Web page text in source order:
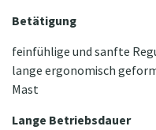
Betätigung
feinfühlige und sanfte
lange ergonomisch
Mast
Lange Betriebsdauer